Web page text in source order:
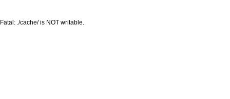
Fatal: ./cache/ is NOT writable.